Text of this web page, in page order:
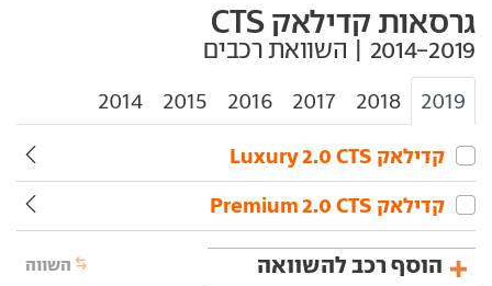
גרסאות קדילאק CTS
2019
2018
2017
2016
2015
2014
קדילאק‏ CTS‏ 2.0 Luxury
קדילאק‏ CTS‏ 2.0 Premium
הוסף רכב להשוואה השווה